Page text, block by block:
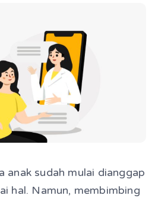
anak sudah mulai dianggap
hal. Namun, membimbing